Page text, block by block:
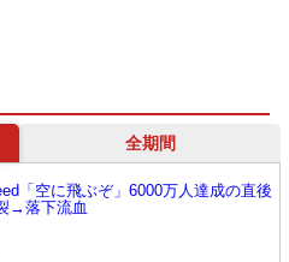
全期間
「空に飛ぶぞ」6000万人達成の直後
→落下流血